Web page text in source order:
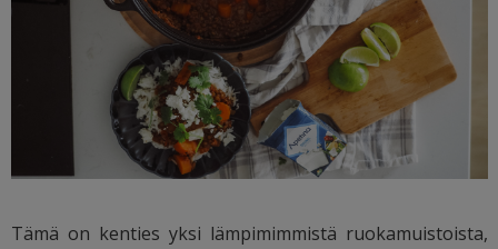
Tämä on kenties yksi lämpimimmistä ruokamuistoista,